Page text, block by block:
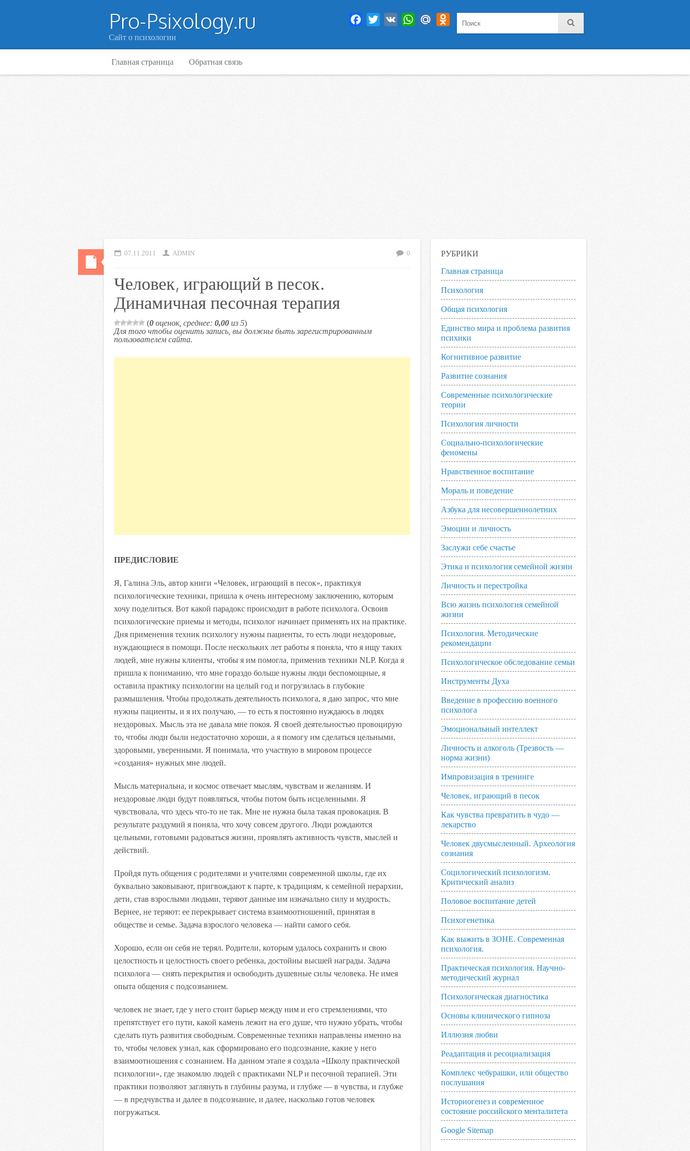
Pro-Psixology.ru
Сайт о психологии
Facebook
Twitter VK WhatsAppMail.RuOdnoklassniki
Главная страница Обратная связь
07.11.2011 ADMIN 0
Человек, играющий в песок.
Динамичная песочная терапия
(0 оценок, среднее: 0,00 из 5)
Для того чтобы оценить запись, вы должны быть зарегистрированным
пользователем сайта.
ПРЕДИСЛОВИЕ
Я, Галина Эль, автор книги «Человек, играющий в песок», практикуя
психологические техники, пришла к очень интересному заключению, которым
хочу поделиться. Вот какой парадокс происходит в работе психолога. Освоив
психологические приемы и методы, психолог начинает применять их на практике.
Дня применения техник психологу нужны пациенты, то есть люди нездоровые,
нуждающиеся в помощи. После нескольких лет работы я поняла, что я ищу таких
людей, мне нужны клиенты, чтобы я им помогла, применив техники NLP. Когда я
пришла к пониманию, что мне гораздо больше нужны люди беспомощные, я
оставила практику психологии на целый год и погрузилась в глубокие
размышления. Чтобы продолжать деятельность психолога, я даю запрос, что мне
нужны пациенты, и я их получаю, — то есть я постоянно нуждаюсь в людях
нездоровых. Мысль эта не давала мне покоя. Я своей деятельностью провоцирую
то, чтобы люди были недостаточно хороши, а я помогу им сделаться цельными,
здоровыми, уверенными. Я понимала, что участвую в мировом процессе
«создания» нужных мне людей.
Мысль материальна, и космос отвечает мыслям, чувствам и желаниям. И
нездоровые люди будут появляться, чтобы потом быть исцеленными. Я
чувствовала, что здесь что-то не так. Мне не нужна была такая провокация. В
результате раздумий я поняла, что хочу совсем другого. Люди рождаются
цельными, готовыми радоваться жизни, проявлять активность чувств, мыслей и
действий.
Пройдя путь общения с родителями и учителями современной школы, где их
буквально заковывают, пригвождают к парте, к традициям, к семейной иерархии,
дети, став взрослыми людьми, теряют данные им изначально силу и мудрость.
Вернее, не теряют: ее перекрывает система взаимоотношений, принятая в
обществе и семье. Задача взрослого человека — найти самого себя.
Хорошо, если он себя не терял. Родители, которым удалось сохранить и свою
целостность и целостность своего ребенка, достойны высшей награды. Задача
психолога — снять перекрытия и освободить душевные силы человека. Не имея
опыта общения с подсознанием.
человек не знает, где у него стоит барьер между ним и его стремлениями, что
препятствует его пути, какой камень лежит на его душе, что нужно убрать, чтобы
сделать путь развития свободным. Современные техники направлены именно на
то, чтобы человек узнал, как сформировано его подсознание, какие у него
взаимоотношения с сознанием. На данном этапе я создала «Школу практической
психологии», где знакомлю людей с практиками NLP и песочной терапией. Эти
практики позволяют заглянуть в глубины разума, и глубже — в чувства, и глубже
— в предчувства и далее в подсознание, и далее, насколько готов человек
погружаться.
РУБРИКИ
Главная страница
Психология
Общая психология
Единство мира и проблема развития
психики
Когнитивное развитие
Развитие сознания
Современные психологические
теории
Психология личности
Социально-психологические
феномены
Нравственное воспитание
Мораль и поведение
Азбука для несовершеннолетних
Эмоции и личность
Заслужи себе счастье
Этика и психология семейной жизни
Личность и перестройка
Всю жизнь психология семейной
жизни
Психология. Методические
рекомендации
Психологическое обследование семьи
Инструменты Духа
Введение в профессию военного
психолога
Эмоциональный интеллект
Личность и алкоголь (Трезвость —
норма жизни)
Импровизация в тренинге
Человек, играющий в песок
Как чувства превратить в чудо —
лекарство
Человек двусмысленный. Археология
сознания
Социлогический психологизм.
Критический анализ
Половое воспитание детей
Психогенетика
Как выжить в ЗОНЕ. Современная
психология.
Практическая психология. Научно-
методический журнал
Психологическая диагностика
Основы клинического гипноза
Иллюзия любви
Реадаптация и ресоциализация
Комплекс чебурашки, или общество
послушания
Историогенез и современное
состояние российского менталитета
Google Sitemap